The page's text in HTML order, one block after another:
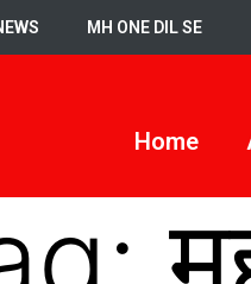
MH ONE DIL SE
Home